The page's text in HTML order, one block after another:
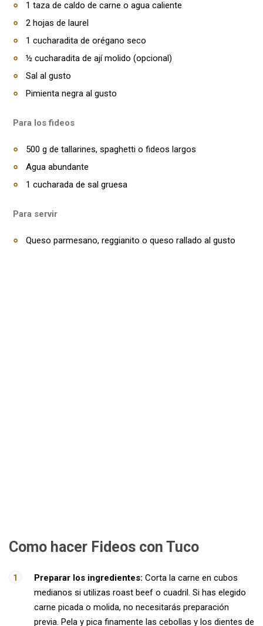
1 taza de caldo de carne o agua caliente
2 hojas de laurel
1 cucharadita de orégano seco
½ cucharadita de ají molido (opcional)
Sal al gusto
Pimienta negra al gusto
Para los fideos
500 g de tallarines, spaghetti o fideos largos
Agua abundante
1 cucharada de sal gruesa
Para servir
Queso parmesano, reggianito o queso rallado al gusto
Como hacer Fideos con Tuco
Preparar los ingredientes: Corta la carne en cubos
medianos si utilizas roast beef o cuadril. Si has elegido
carne picada o molida, no necesitarás preparación
previa. Pela y pica finamente las cebollas y los dientes de